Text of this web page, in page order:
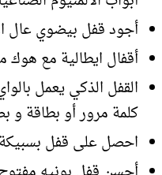
أجود قفل بيضوي عال
أقفال ايطالية مع هوك
القفل الذكي يعمل
كلمة مرور أو بطاقة و
احصل على قفل بسبيكة